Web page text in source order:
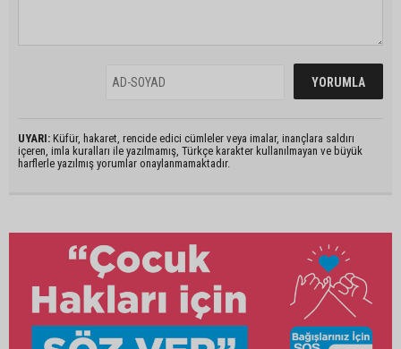
UYARI: Küfür, hakaret, rencide edici cümleler veya imalar, inançlara saldırı
içeren, imla kuralları ile yazılmamış, Türkçe karakter kullanılmayan ve büyük
harflerle yazılmış yorumlar onaylanmamaktadır.